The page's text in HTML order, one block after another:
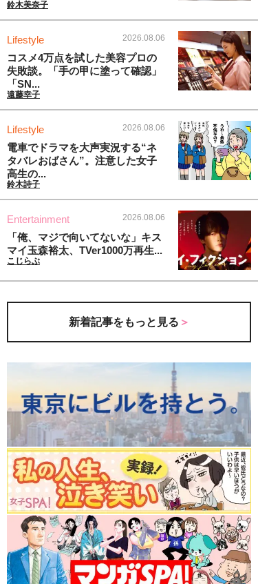
鈴木美奈子
Lifestyle 2026.08.06
コスメ4万点を試した美容プロの
失敗談。「手の甲に塗って確認」
「SN...
遠藤幸子
Lifestyle 2026.08.06
電車でドラマを大声実況する“ネ
タバレおばさん”。注意した女子
高生の...
鈴木詩子
Entertainment 2026.08.06
「俺、マジで向いてないな」キス
マイ玉森裕太、TVer1000万再生...
こじらぶ
新着記事をもっと見る